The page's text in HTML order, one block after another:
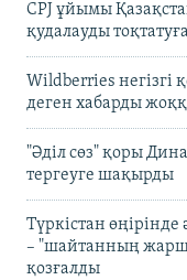
CPJ ұйымы
қудалауды
Wildberries
деген хабарды
"Әділ сөз" қоры
тергеуге шақырды
Түркістан
– "шайтанның
қозғалды